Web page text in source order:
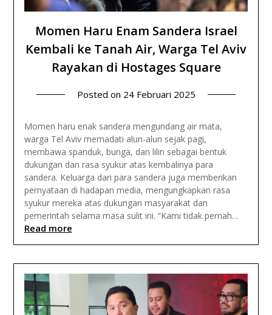
Momen Haru Enam Sandera Israel
Kembali ke Tanah Air, Warga Tel Aviv
Rayakan di Hostages Square
Posted on 24 Februari 2025
Momen haru enak sandera mengundang air mata,
warga Tel Aviv memadati alun-alun sejak pagi,
membawa spanduk, bunga, dan lilin sebagai bentuk
dukungan dan rasa syukur atas kembalinya para
sandera. Keluarga dari para sandera juga memberikan
pernyataan di hadapan media, mengungkapkan rasa
syukur mereka atas dukungan masyarakat dan
pemerintah selama masa sulit ini. “Kami tidak pernah…
Read more